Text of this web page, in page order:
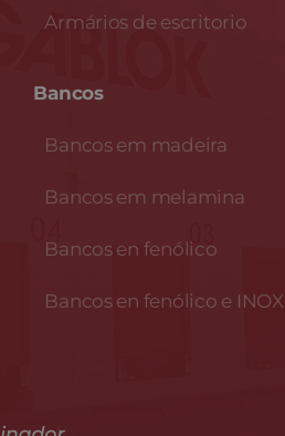
Armários de escritorio
Bancos
Bancos em madeira
Bancos em melamina
Bancos en fenólico
Bancos en fenólico e INOX